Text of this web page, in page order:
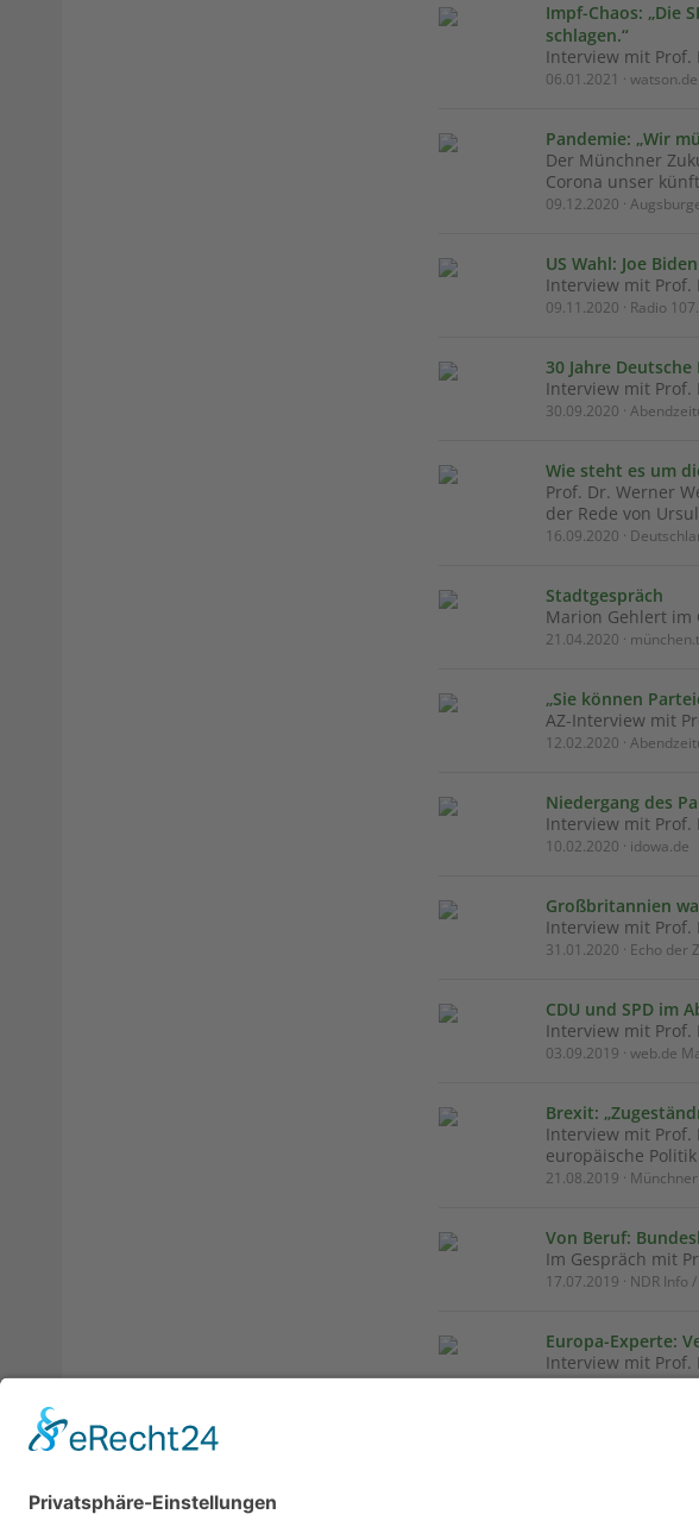
Impf-Chaos: „Die
schlagen.“
Interview mit Prof.
06.01.2021 · watson.de
Pandemie: „Wir
Der Münchner
Corona unser
09.12.2020 ·
US Wahl: Joe
Interview mit Prof.
09.11.2020 · Radio
30 Jahre
Interview mit Prof.
30.09.2020 ·
Wie steht es um
Prof. Dr. Werner
der Rede von
16.09.2020 ·
Stadtgespräch
Marion Gehlert im
21.04.2020 ·
„Sie können
AZ-Interview mit
12.02.2020 ·
Niedergang des
Interview mit Prof.
10.02.2020 · idowa.de
Großbritannien
Interview mit Prof.
31.01.2020 · Echo der
CDU und SPD im
Interview mit Prof.
03.09.2019 · web.de
Brexit:
Interview mit Prof.
europäische
21.08.2019 ·
Von Beruf:
Im Gespräch mit
17.07.2019 · NDR Info
Europa-Experte:
Interview mit Prof.
05.07.2019 · NDR Info